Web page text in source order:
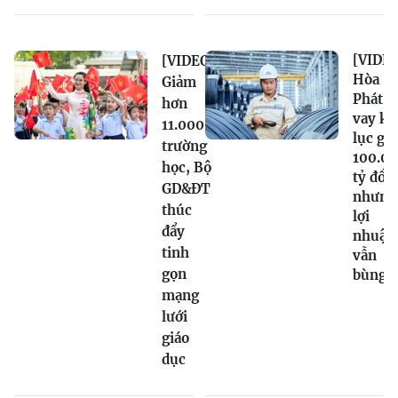
[VIDEO]
Giảm
hơn
11.000
trường
học, Bộ
GD&ĐT
thúc
đẩy
tinh
gọn
mạng
lưới
giáo
dục
Hòa
Phát
vay kỷ
lục
tỷ
nhưng
lợi
nhuận
vẫn
bùng